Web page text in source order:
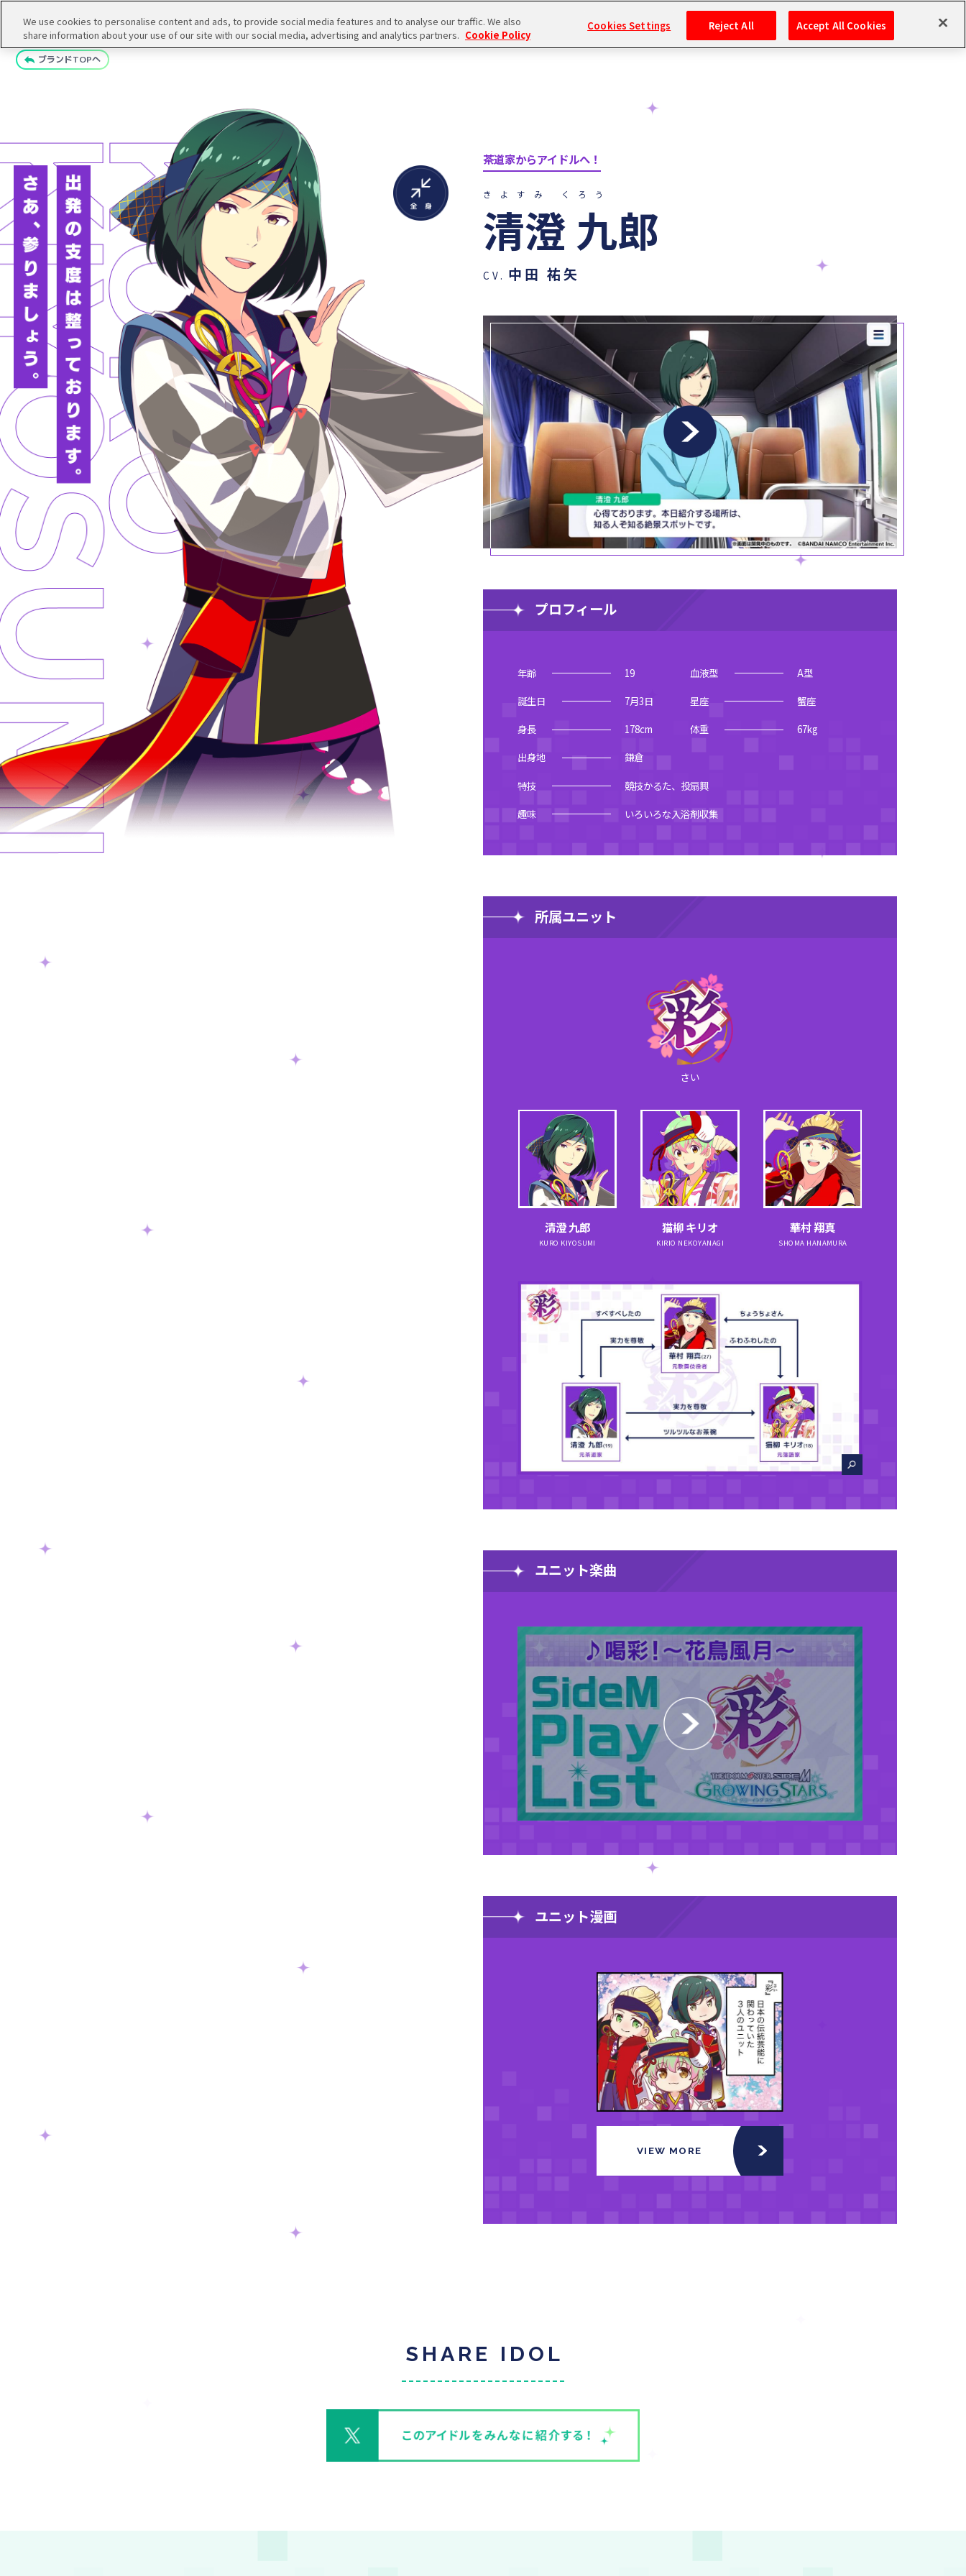
ブランドTOPへ
茶道家からアイドルへ！
きよすみ くろう
清澄 九郎
CV. 中田 祐矢
プロフィール
年齢 19 血液型
A型
誕生日
7月3日 星座
蟹座
身長
178cm 体重 67kg
出身地
鎌倉
特技
競技かるた、投扇興
趣味
いろいろな入浴剤収集
所属ユニット
さい
清澄 九郎
KURO KIYOSUMI
猫柳 キリオ
KIRIO NEKOYANAGI
華村 翔真
SHOMA HANAMURA
ユニット楽曲
ユニット漫画
VIEW MORE
SHARE IDOL
We use cookies to personalise content and ads, to provide social media features and to analyse our traffic. We also
share information about your use of our site with our social media, advertising and analytics partners. Cookie Policy
Cookies Settings Reject All Accept All Cookies